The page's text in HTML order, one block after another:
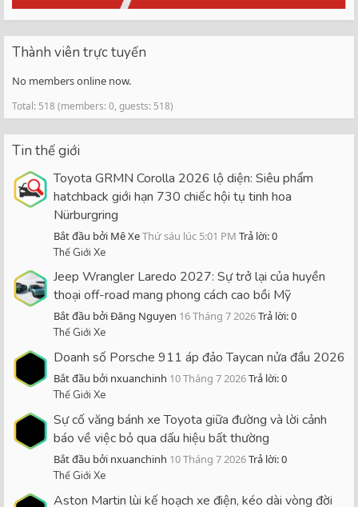
Thành viên trực tuyến
No members online now.
Total: 518 (members: 0, guests: 518)
Tin thế giới
Toyota GRMN Corolla 2026 lộ diện: Siêu phẩm
hatchback giới hạn 730 chiếc hội tụ tinh hoa
Nürburgring
Bắt đầu bởi Mê XeThứ sáu lúc 5:01 PM Trả lời: 0
Thế Giới Xe
Jeep Wrangler Laredo 2027: Sự trở lại của huyền
thoại off-road mang phong cách cao bồi Mỹ
Bắt đầu bởi Đăng Nguyen 16 Tháng 7 2026Trả lời: 0
Thế Giới Xe
Doanh số Porsche 911 áp đảo Taycan nửa đầu 2026
Bắt đầu bởi nxuanchinh 10 Tháng 7 2026Trả lời: 0
Thế Giới Xe
Sự cố văng bánh xe Toyota giữa đường và lời cảnh
báo về việc bỏ qua dấu hiệu bất thường
Bắt đầu bởi nxuanchinh 10 Tháng 7 2026Trả lời: 0
Thế Giới Xe
Aston Martin lùi kế hoạch xe điện, kéo dài vòng đời